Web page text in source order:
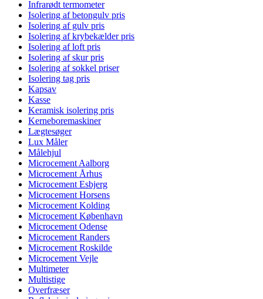
Infrarødt termometer
Isolering af betongulv pris
Isolering af gulv pris
Isolering af krybekælder pris
Isolering af loft pris
Isolering af skur pris
Isolering af sokkel priser
Isolering tag pris
Kapsav
Kasse
Keramisk isolering pris
Kerneboremaskiner
Lægtesøger
Lux Måler
Målehjul
Microcement Aalborg
Microcement Århus
Microcement Esbjerg
Microcement Horsens
Microcement Kolding
Microcement København
Microcement Odense
Microcement Randers
Microcement Roskilde
Microcement Vejle
Multimeter
Multistige
Overfræser